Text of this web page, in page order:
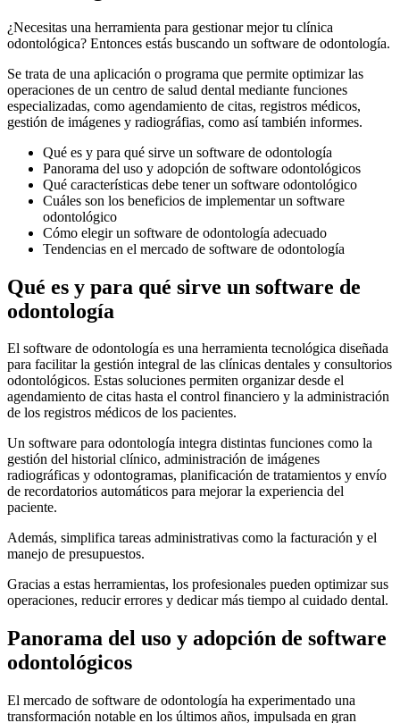
¿Necesitas una herramienta para gestionar mejor tu clínica
odontológica? Entonces estás buscando un software de odontología.
Se trata de una aplicación o programa que permite optimizar las
operaciones de un centro de salud dental mediante funciones
especializadas, como agendamiento de citas, registros médicos,
gestión de imágenes y radiográfias, como así también informes.
Qué es y para qué sirve un software de odontología
Panorama del uso y adopción de software odontológicos
Qué características debe tener un software odontológico
Cuáles son los beneficios de implementar un software
odontológico
Cómo elegir un software de odontología adecuado
Tendencias en el mercado de software de odontología
Qué es y para qué sirve un software de
odontología
El software de odontología es una herramienta tecnológica diseñada
para facilitar la gestión integral de las clínicas dentales y consultorios
odontológicos. Estas soluciones permiten organizar desde el
agendamiento de citas hasta el control financiero y la administración
de los registros médicos de los pacientes.
Un software para odontología integra distintas funciones como la
gestión del historial clínico, administración de imágenes
radiográficas y odontogramas, planificación de tratamientos y envío
de recordatorios automáticos para mejorar la experiencia del
paciente.
Además, simplifica tareas administrativas como la facturación y el
manejo de presupuestos.
Gracias a estas herramientas, los profesionales pueden optimizar sus
operaciones, reducir errores y dedicar más tiempo al cuidado dental.
Panorama del uso y adopción de software
odontológicos
El mercado de software de odontología ha experimentado una
transformación notable en los últimos años, impulsada en gran